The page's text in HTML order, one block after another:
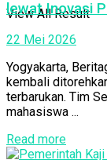
View All Result
lewat Inovasi
22 Mei 2026
Yogyakarta,
kembali
terbarukan. Tim
mahasiswa ...
Read more